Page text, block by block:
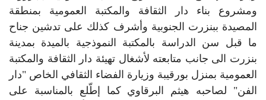
ومشروع بناء دار الثقافة والمكتبة العمومية بمنطقة
المصيدة ببنزرت الجنوبية وأشرف كذلك على تدشين جناح
ما قبل سن الدراسة بالمكتبة النموذجية بالميدة بمدينة
بنزرت الى جانب متابعته لأشغال تهيئة دار الثقافة والمكتبة
العمومية بمنزل بورقيبة وزيارة الفضاء الثقافي الخاص "دار
الفن" لصاحبه هيثم البرقاوي كما إطّلع بالمناسبة على